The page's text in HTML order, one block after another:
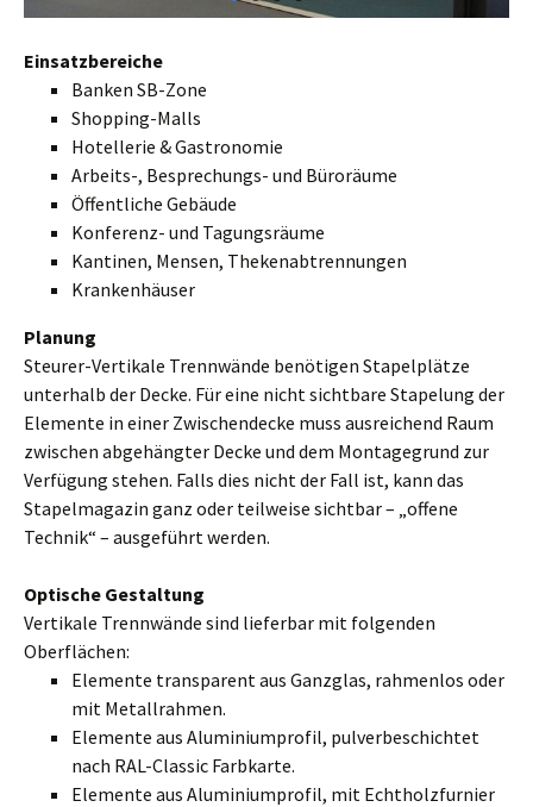
Einsatzbereiche
Banken SB-Zone
Shopping-Malls
Hotellerie & Gastronomie
Arbeits-, Besprechungs- und Büroräume
Öffentliche Gebäude
Konferenz- und Tagungsräume
Kantinen, Mensen, Thekenabtrennungen
Krankenhäuser
Planung
Steurer-Vertikale Trennwände benötigen Stapelplätze
unterhalb der Decke. Für eine nicht sichtbare Stapelung der
Elemente in einer Zwischendecke muss ausreichend Raum
zwischen abgehängter Decke und dem Montagegrund zur
Verfügung stehen. Falls dies nicht der Fall ist, kann das
Stapelmagazin ganz oder teilweise sichtbar – „offene
Technik“ – ausgeführt werden.
Optische Gestaltung
Vertikale Trennwände sind lieferbar mit folgenden
Oberflächen:
Elemente transparent aus Ganzglas, rahmenlos oder
mit Metallrahmen.
Elemente aus Aluminiumprofil, pulverbeschichtet
nach RAL-Classic Farbkarte.
Elemente aus Aluminiumprofil, mit Echtholzfurnier